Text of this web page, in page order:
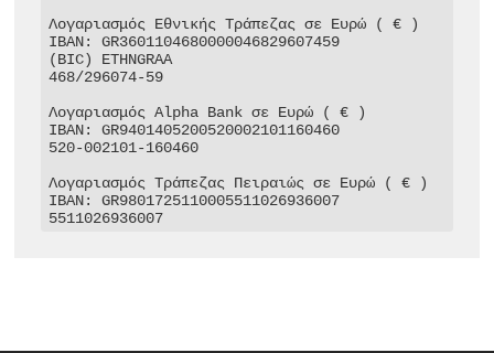
Λογαριασμός Εθνικής Τράπεζας σε Ευρώ ( € )
IBAN: GR3601104680000046829607459
(BIC) ETHNGRAA
468/296074-59
Λογαριασμός Alpha Bank σε Ευρώ ( € )
IBAN: GR9401405200520002101160460
520-002101-160460
Λογαριασμός Τράπεζας Πειραιώς σε Ευρώ ( € )
IBAN: GR9801725110005511026936007
5511026936007